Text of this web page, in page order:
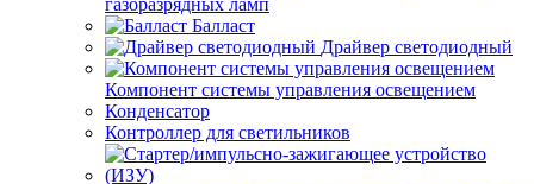
газоразрядных ламп
Балласт
Драйвер светодиодный
Компонент системы управления освещением
Конденсатор
Контроллер для светильников